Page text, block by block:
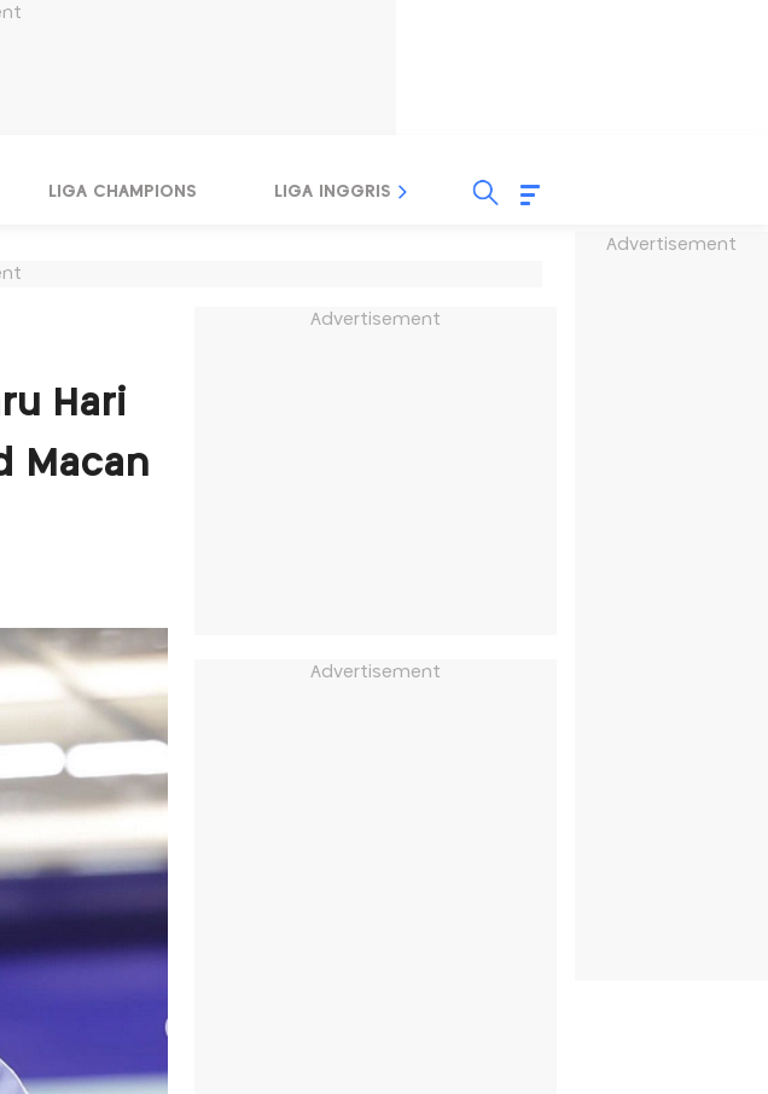
Advertisement
LIGA CHAMPIONS LIGA INGGRIS LIGA ITALIA
Hari
Macan
Advertisement
Advertisement